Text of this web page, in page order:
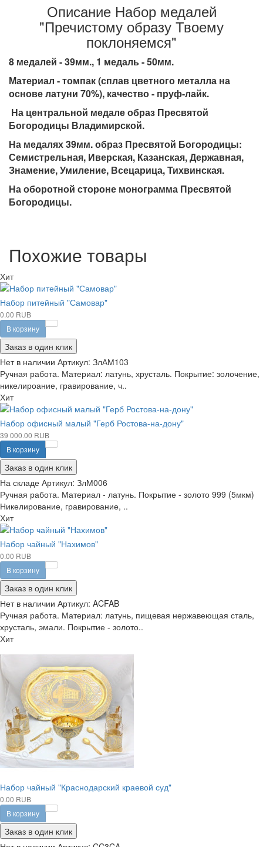
Описание Набор медалей
"Пречистому образу Твоему
поклоняемся"
8 медалей - 39мм., 1 медаль - 50мм.
Материал - томпак (сплав цветного металла на
основе латуни 70%), качество - пруф-лайк.
На центральной медале образ Пресвятой
Богородицы Владимирской.
На медалях 39мм. образ Пресвятой Богородицы:
Семистрельная, Иверская, Казанская, Державная,
Знамение, Умиление, Всецарица, Тихвинская.
На оборотной стороне монограмма Пресвятой
Богородицы.
Похожие товары
Хит
Набор питейный "Самовар"
0.00 RUB
В корзину
Заказ в один клик
Нет в наличии Артикул: ЗлАМ103
Ручная работа. Материал: латунь, хрусталь. Покрытие: золочение,
никелироание, гравирование, ч..
Хит
Набор офисный малый "Герб Ростова-на-дону"
39 000.00 RUB
В корзину
Заказ в один клик
На складе Артикул: ЗлМ006
Ручная работа. Материал - латунь. Покрытие - золото 999 (5мкм)
Никелирование, гравирование, ..
Хит
Набор чайный "Нахимов"
0.00 RUB
В корзину
Заказ в один клик
Нет в наличии Артикул: ACFAB
Ручная работа. Материал: латунь, пищевая нержавеющая сталь,
хрусталь, эмали. Покрытие - золото..
Хит
Набор чайный "Краснодарский краевой суд"
0.00 RUB
В корзину
Заказ в один клик